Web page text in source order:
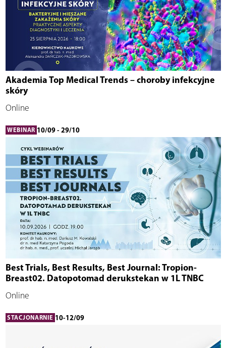
Akademia Top Medical Trends – choroby infekcyjne
skóry
Online
WEBINAR 10/09 - 29/10
Best Trials, Best Results, Best Journal: Tropion-
Breast02. Datopotomad derukstekan w 1L TNBC
Online
STACJONARNIE 10-12/09